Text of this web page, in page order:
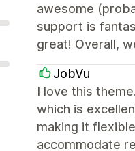
awesome
support is
great! Overall,
JobVu
I love this
which is
making it
accommodate